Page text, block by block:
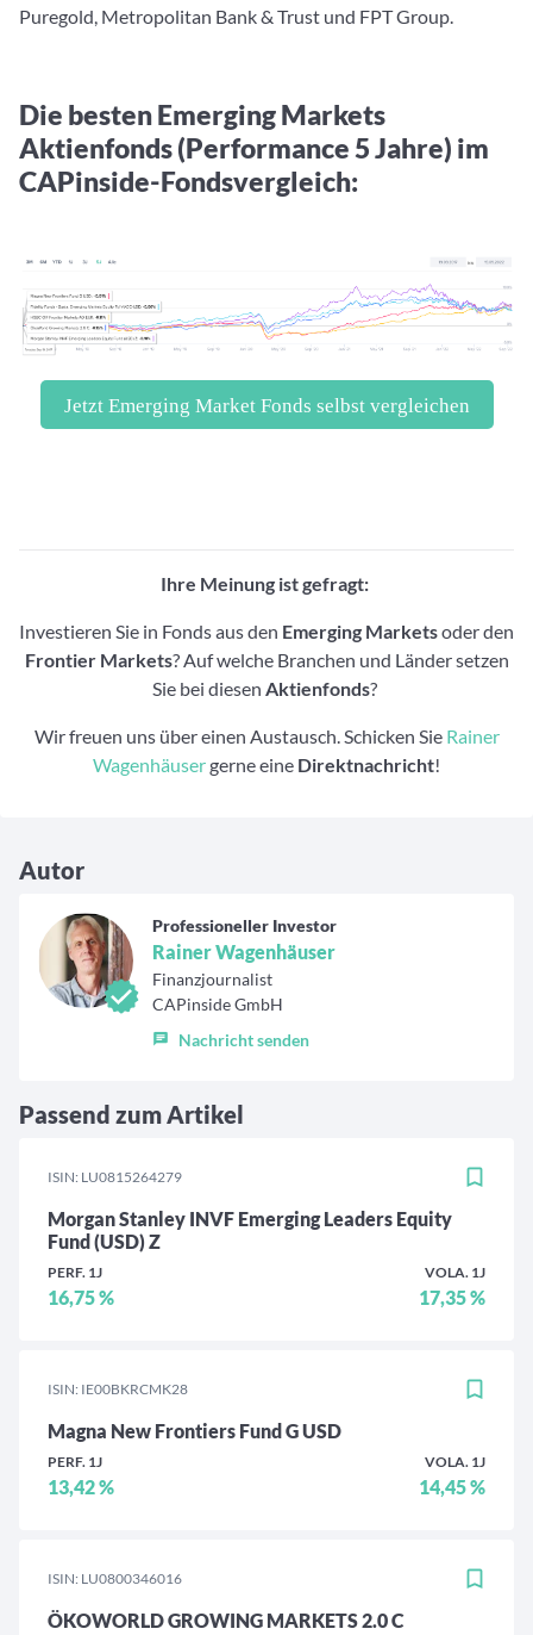
Puregold, Metropolitan Bank & Trust und FPT Group.
Die besten Emerging Markets
Aktienfonds (Performance 5 Jahre) im
CAPinside-Fondsvergleich:
Jetzt Emerging Market Fonds selbst vergleichen
Ihre Meinung ist gefragt:
Investieren Sie in Fonds aus den Emerging Marketsoder den
Frontier Markets? Auf welche Branchen und Länder setzen
Sie bei diesen Aktienfonds?
Wir freuen uns über einen Austausch. Schicken Sie Rainer
Wagenhäusergerne eine Direktnachricht!
Autor
Professioneller Investor
Rainer Wagenhäuser
Finanzjournalist
CAPinside GmbH
Nachricht senden
Passend zum Artikel
ISIN: LU0815264279
Morgan Stanley INVF Emerging Leaders Equity
Fund (USD) Z
PERF. 1J
16,75 %
VOLA. 1J
17,35 %
ISIN: IE00BKRCMK28
Magna New Frontiers Fund G USD
PERF. 1J
13,42 %
VOLA. 1J
14,45 %
ISIN: LU0800346016
ÖKOWORLD GROWING MARKETS 2.0 C